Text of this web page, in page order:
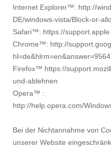
Internet Explorer™: http://
DE/windows-vista/Block-or-
Safari™: https://
Chrome™: http://
Firefox™ https://
und-ablehnen
Opera™ :
http://help.opera.com/
Bei der Nichtannahme von
unserer Website